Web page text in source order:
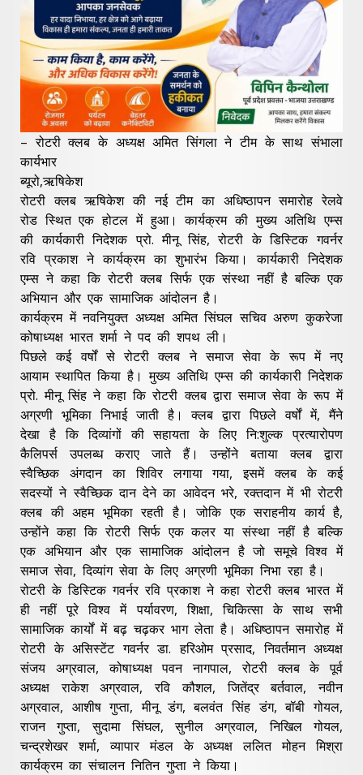
– रोटरी क्लब के अध्यक्ष अमित सिंगला ने टीम के साथ संभाला
कार्यभार
ब्यूरो,ऋषिकेश
रोटरी क्लब ऋषिकेश की नई टीम का अधिष्ठापन समारोह रेलवे
रोड स्थित एक होटल में हुआ। कार्यक्रम की मुख्य अतिथि एम्स
की कार्यकारी निदेशक प्रो. मीनू सिंह, रोटरी के डिस्टिक गवर्नर
रवि प्रकाश ने कार्यक्रम का शुभारंभ किया। कार्यकारी निदेशक
एम्स ने कहा कि रोटरी क्लब सिर्फ एक संस्था नहीं है बल्कि एक
अभियान और एक सामाजिक आंदोलन है।
कार्यक्रम में नवनियुक्त अध्यक्ष अमित सिंघल सचिव अरुण कुकरेजा
कोषाध्यक्ष भारत शर्मा ने पद की शपथ ली।
पिछले कई वर्षों से रोटरी क्लब ने समाज सेवा के रूप में नए
आयाम स्थापित किया है। मुख्य अतिथि एम्स की कार्यकारी निदेशक
प्रो. मीनू सिंह ने कहा कि रोटरी क्लब द्वारा समाज सेवा के रूप में
अग्रणी भूमिका निभाई जाती है। क्लब द्वारा पिछले वर्षों में, मैंने
देखा है कि दिव्यांगों की सहायता के लिए नि:शुल्क प्रत्यारोपण
कैलिपर्स उपलब्ध कराए जाते हैं। उन्होंने बताया क्लब द्वारा
स्वैच्छिक अंगदान का शिविर लगाया गया, इसमें क्लब के कई
सदस्यों ने स्वैच्छिक दान देने का आवेदन भरे, रक्तदान में भी रोटरी
क्लब की अहम भूमिका रहती है। जोकि एक सराहनीय कार्य है,
उन्होंने कहा कि रोटरी सिर्फ एक कलर या संस्था नहीं है बल्कि
एक अभियान और एक सामाजिक आंदोलन है जो समूचे विश्व में
समाज सेवा, दिव्यांग सेवा के लिए अग्रणी भूमिका निभा रहा है।
रोटरी के डिस्टिक गवर्नर रवि प्रकाश ने कहा रोटरी क्लब भारत में
ही नहीं पूरे विश्व में पर्यावरण, शिक्षा, चिकित्सा के साथ सभी
सामाजिक कार्यों में बढ़ चढ़कर भाग लेता है। अधिष्ठापन समारोह में
रोटरी के असिस्टेंट गवर्नर डा. हरिओम प्रसाद, निवर्तमान अध्यक्ष
संजय अग्रवाल, कोषाध्यक्ष पवन नागपाल, रोटरी क्लब के पूर्व
अध्यक्ष राकेश अग्रवाल, रवि कौशल, जितेंद्र बर्तवाल, नवीन
अग्रवाल, आशीष गुप्ता, मीनू डंग, बलवंत सिंह डंग, बॉबी गोयल,
राजन गुप्ता, सुदामा सिंघल, सुनील अग्रवाल, निखिल गोयल,
चन्द्रशेखर शर्मा, व्यापार मंडल के अध्यक्ष ललित मोहन मिश्रा
कार्यक्रम का संचालन नितिन गुप्ता ने किया।